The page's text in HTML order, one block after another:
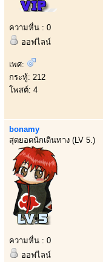
ความหื่น : 0
ออฟไลน์
เพศ:
กระทู้: 212
โพสต์: 4
bonamy
สุดยอดนักเดินทาง (LV 5.)
ความหื่น : 0
ออฟไลน์